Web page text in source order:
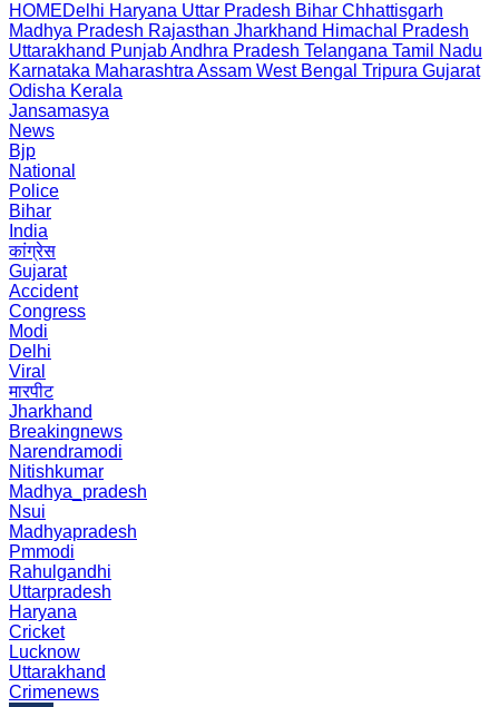
HOMEDelhi Haryana Uttar Pradesh Bihar Chhattisgarh
Madhya Pradesh Rajasthan Jharkhand Himachal Pradesh
Uttarakhand PunjabAndhra Pradesh Telangana Tamil Nadu
Karnataka Maharashtra Assam West Bengal Tripura Gujarat
Odisha Kerala
Jansamasya
News
Bjp
National
Police
Bihar
India
कांग्रेस
Gujarat
Accident
Congress
Modi
Delhi
Viral
मारपीट
Jharkhand
Breakingnews
Narendramodi
Nitishkumar
Madhya_pradesh
Nsui
Madhyapradesh
Pmmodi
Rahulgandhi
Uttarpradesh
Haryana
Cricket
Lucknow
Uttarakhand
Crimenews